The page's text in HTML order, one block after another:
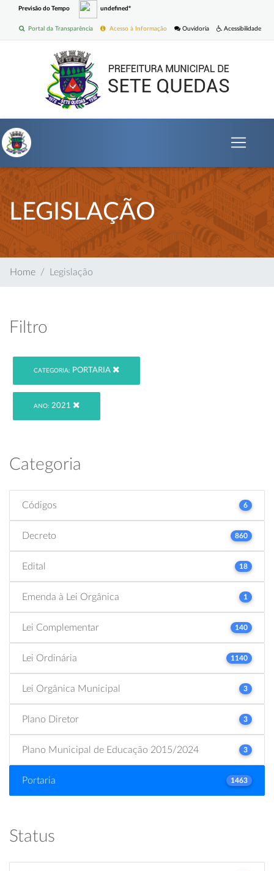
Previsão do Tempo undefinedº
Acessibilidade
Ouvidoria
Acesso à Informação
Portal da Transparência
LEGISLAÇÃO
Home Legislação
Filtro
CATEGORIA: PORTARIA
ANO: 2021
Categoria
Códigos 6
Decreto 860
Edital 18
Emenda à Lei Orgânica 1
Lei Complementar 140
Lei Ordinária 1140
Lei Orgânica Municipal 3
Plano Diretor 3
Plano Municipal de Educação 2015/2024 3
Portaria 1463
Status